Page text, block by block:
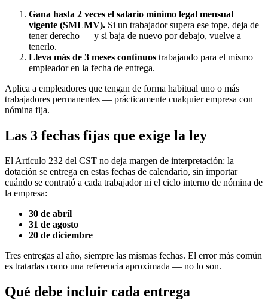
Gana hasta 2 veces el salario mínimo legal mensual
vigente (SMLMV). Si un trabajador supera ese tope, deja de
tener derecho — y si baja de nuevo por debajo, vuelve a
tenerlo.
Lleva más de 3 meses continuos trabajando para el mismo
empleador en la fecha de entrega.
Aplica a empleadores que tengan de forma habitual uno o más
trabajadores permanentes — prácticamente cualquier empresa con
nómina fija.
Las 3 fechas fijas que exige la ley
El Artículo 232 del CST no deja margen de interpretación: la
dotación se entrega en estas fechas de calendario, sin importar
cuándo se contrató a cada trabajador ni el ciclo interno de nómina de
la empresa:
30 de abril
31 de agosto
20 de diciembre
Tres entregas al año, siempre las mismas fechas. El error más común
es tratarlas como una referencia aproximada — no lo son.
Qué debe incluir cada entrega